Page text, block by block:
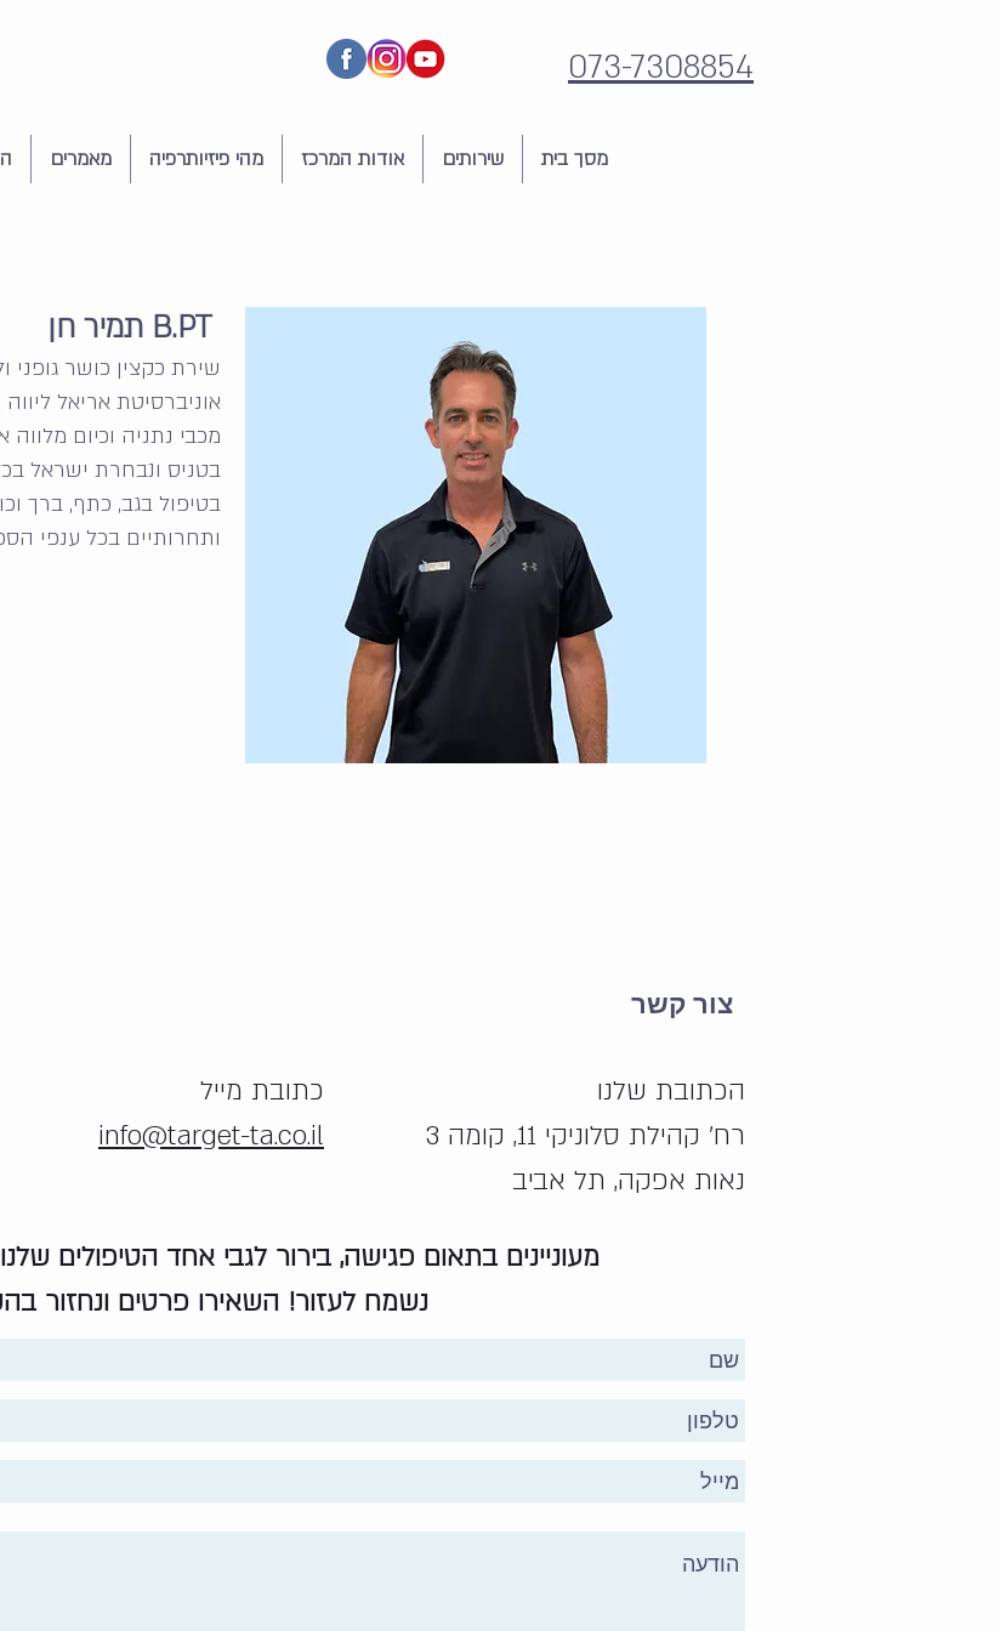
073-7308854
מסך בית שירותים אודות המרכז מהי פיזיותרפיה מאמרים
B.PT תמיר חן
שירת כקצין כושר גופני
אוניברסיטת אריאל
מכבי נתניה וכיום
בטניס ונבחרת ישראל
בטיפול בגב, כתף, ברך
ותחרותיים בכל ענפי
צור קשר
כתובת מייל
info@target-ta.co.il
הכתובת שלנו
רח' קהילת סלוניקי 11, קומה 3
נאות אפקה, תל אביב
מעוניינים בתאום פגישה, בירור לגבי אחד הטיפולים
נשמח לעזור! השאירו פרטים ונחזור